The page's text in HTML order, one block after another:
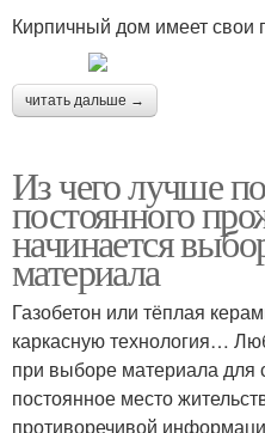
Кирпичный дом имеет
читать дальше →
Из чего лучше
постоянного
начинается
материала
Газобетон или тёплая
каркасную технология…
при выборе материала для
постоянное место
противоречивой